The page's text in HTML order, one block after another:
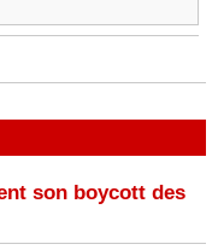
son boycott des